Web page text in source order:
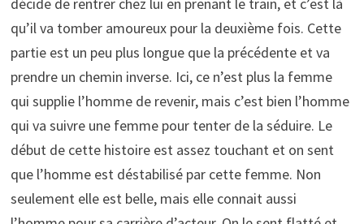
décide de rentrer chez lui en prenant le train, et c’est là
qu’il va tomber amoureux pour la deuxième fois. Cette
partie est un peu plus longue que la précédente et va
prendre un chemin inverse. Ici, ce n’est plus la femme
qui supplie l’homme de revenir, mais c’est bien l’homme
qui va suivre une femme pour tenter de la séduire. Le
début de cette histoire est assez touchant et on sent
que l’homme est déstabilisé par cette femme. Non
seulement elle est belle, mais elle connait aussi